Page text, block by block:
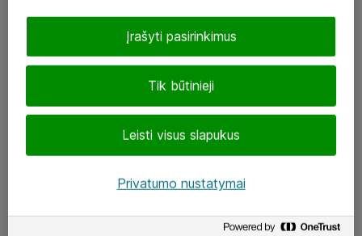
J. Rutkausko g. 6, Vilnius
Atea kontaktai
Aplankykite mus
Tik būtinieji
Leisti visus slapukus
Įrašyti pasirinkimus
Privatumo nustatymai